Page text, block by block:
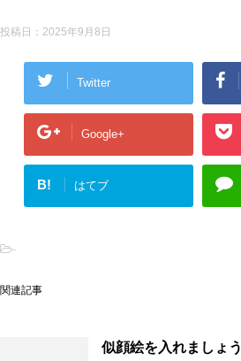
投稿日： 2025年9月8日
Twitter
Google+
B! はてブ
-
関連記事
似顔絵を入れましょう